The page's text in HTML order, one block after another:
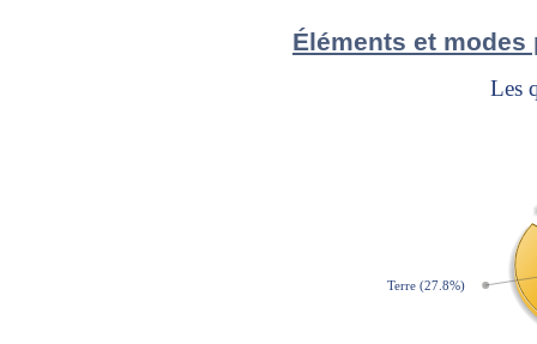
Éléments et modes